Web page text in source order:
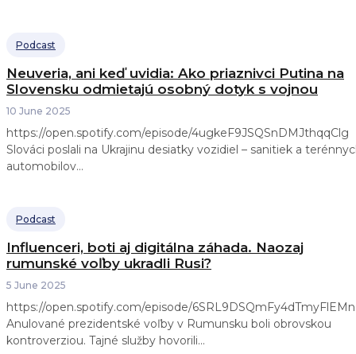
Podcast
Neuveria, ani keď uvidia: Ako priaznivci Putina na
Slovensku odmietajú osobný dotyk s vojnou
10 June 2025
https://open.spotify.com/episode/4ugkeF9JSQSnDMJthqqClg
Slováci poslali na Ukrajinu desiatky vozidiel – sanitiek a
automobilov...
Podcast
Influenceri, boti aj digitálna záhada. Naozaj
rumunské voľby ukradli Rusi?
5 June 2025
https://open.spotify.com/episode/
Anulované prezidentské voľby v Rumunsku boli obrovskou
kontroverziou. Tajné služby hovorili...